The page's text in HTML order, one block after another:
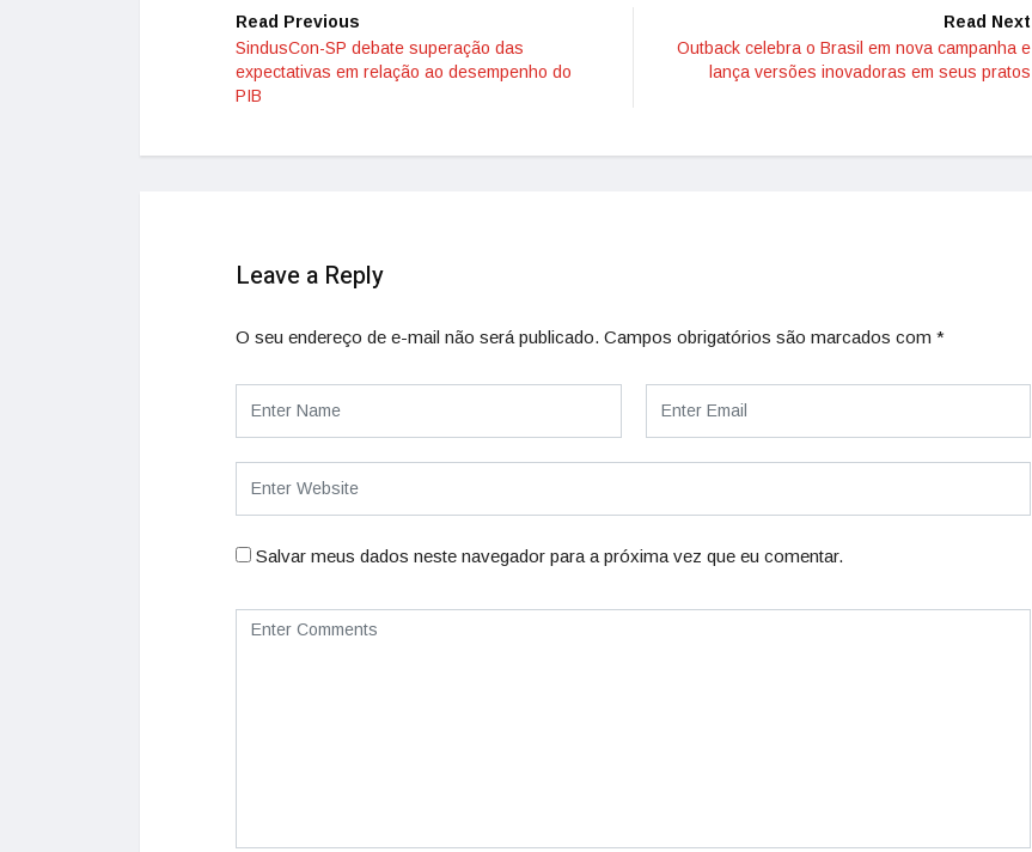
Read Previous
SindusCon-SP debate superação das
expectativas em relação ao desempenho do
PIB
Read Next
Outback celebra o Brasil em nova campanha e
lança versões inovadoras em seus pratos
Leave a Reply
O seu endereço de e-mail não será publicado. Campos obrigatórios são marcados com *
Salvar meus dados neste navegador para a próxima vez que eu comentar.